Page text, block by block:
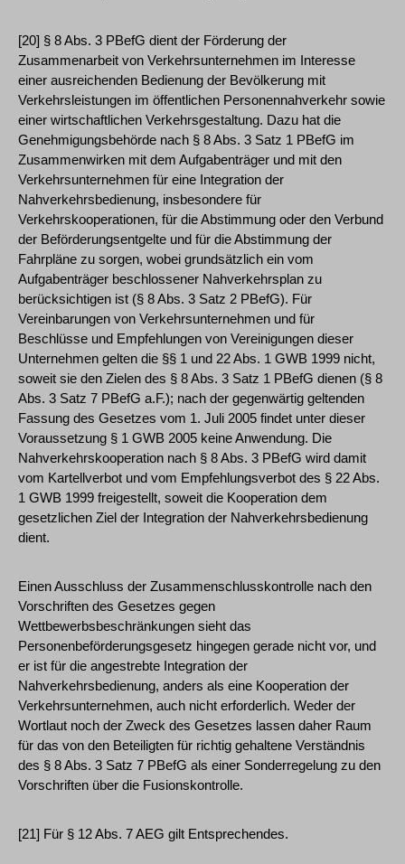
[20] § 8 Abs. 3 PBefG dient der Förderung der
Zusammenarbeit von Verkehrsunternehmen im Interesse
einer ausreichenden Bedienung der Bevölkerung mit
Verkehrsleistungen im öffentlichen Personennahverkehr sowie
einer wirtschaftlichen Verkehrsgestaltung. Dazu hat die
Genehmigungsbehörde nach § 8 Abs. 3 Satz 1 PBefG im
Zusammenwirken mit dem Aufgabenträger und mit den
Verkehrsunternehmen für eine Integration der
Nahverkehrsbedienung, insbesondere für
Verkehrskooperationen, für die Abstimmung oder den Verbund
der Beförderungsentgelte und für die Abstimmung der
Fahrpläne zu sorgen, wobei grundsätzlich ein vom
Aufgabenträger beschlossener Nahverkehrsplan zu
berücksichtigen ist (§ 8 Abs. 3 Satz 2 PBefG). Für
Vereinbarungen von Verkehrsunternehmen und für
Beschlüsse und Empfehlungen von Vereinigungen dieser
Unternehmen gelten die §§ 1 und 22 Abs. 1 GWB 1999 nicht,
soweit sie den Zielen des § 8 Abs. 3 Satz 1 PBefG dienen (§ 8
Abs. 3 Satz 7 PBefG a.F.); nach der gegenwärtig geltenden
Fassung des Gesetzes vom 1. Juli 2005 findet unter dieser
Voraussetzung § 1 GWB 2005 keine Anwendung. Die
Nahverkehrskooperation nach § 8 Abs. 3 PBefG wird damit
vom Kartellverbot und vom Empfehlungsverbot des § 22 Abs.
1 GWB 1999 freigestellt, soweit die Kooperation dem
gesetzlichen Ziel der Integration der Nahverkehrsbedienung
dient.
Einen Ausschluss der Zusammenschlusskontrolle nach den
Vorschriften des Gesetzes gegen
Wettbewerbsbeschränkungen sieht das
Personenbeförderungsgesetz hingegen gerade nicht vor, und
er ist für die angestrebte Integration der
Nahverkehrsbedienung, anders als eine Kooperation der
Verkehrsunternehmen, auch nicht erforderlich. Weder der
Wortlaut noch der Zweck des Gesetzes lassen daher Raum
für das von den Beteiligten für richtig gehaltene Verständnis
des § 8 Abs. 3 Satz 7 PBefG als einer Sonderregelung zu den
Vorschriften über die Fusionskontrolle.
[21] Für § 12 Abs. 7 AEG gilt Entsprechendes.